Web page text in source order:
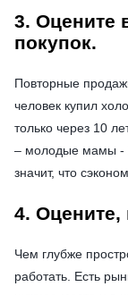
3. Оцените
покупок.
Повторные
человек купил
только через 10
– молодые мамы -
значит, что
4. Оцените,
Чем глубже
работать. Есть